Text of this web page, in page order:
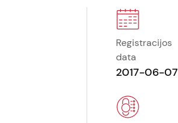
Registracijos
data
2017-06-07